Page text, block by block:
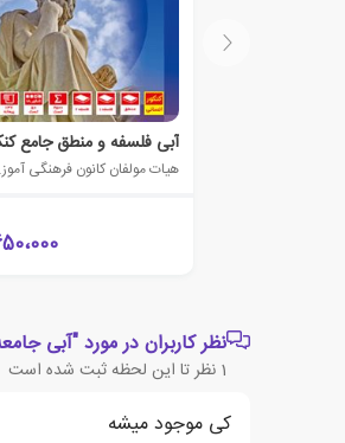
هیات
نظر کاربران در مورد "آبی
1 نظر تا این لحظه ثبت شده است
کی موجود میشه